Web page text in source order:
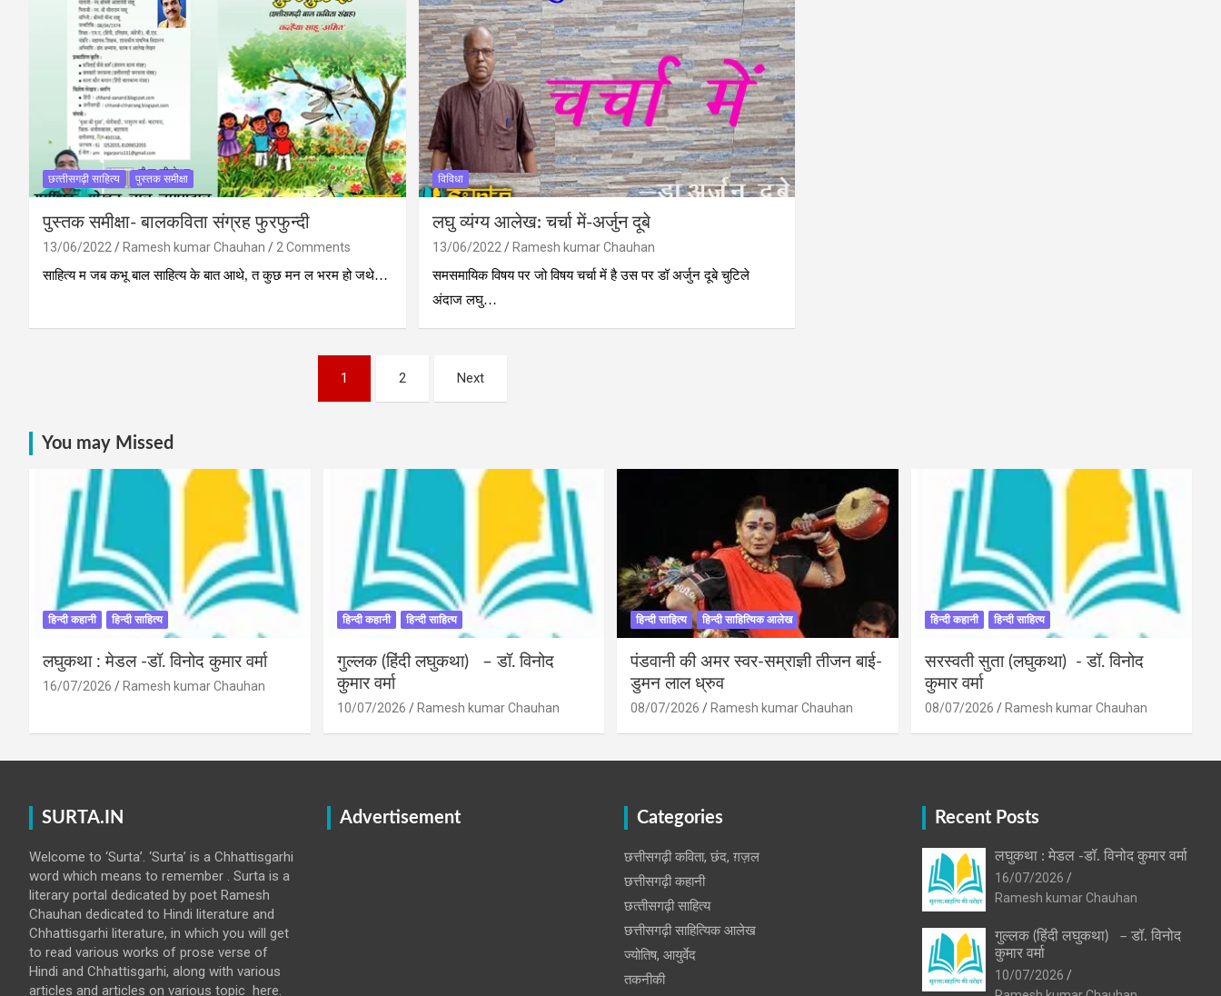
छत्‍तीसगढ़ी साहित्‍य पुस्‍तक समीक्षा
पुस्‍तक समीक्षा- बालकविता संग्रह फुरफुन्दी
13/06/2022 Ramesh kumar Chauhan
2 Comments
साहित्य म जब कभू बाल साहित्य के बात आथे, त कुछ मन ल भरम हो जथे…
विविधा
लघु व्‍यंग्‍य आलेख: चर्चा में-अर्जुन दूबे
13/06/2022
Ramesh kumar Chauhan
समसमायिक विषय पर जो विषय चर्चा में है उस पर डॉ अर्जुन दूबे चुटिले
अंदाज लघु…
1 2 Next
You may Missed
हिन्दी कहानी हिन्दी साहित्य
लघुकथा : मेडल -डॉ. विनोद कुमार वर्मा
16/07/2026 Ramesh kumar Chauhan
हिन्दी कहानी हिन्दी साहित्य
गुल्लक (हिंदी लघुकथा) – डॉ. विनोद
कुमार वर्मा
10/07/2026 Ramesh kumar Chauhan
हिन्दी साहित्य हिन्दी साहित्यिक आलेख
पंडवानी की अमर स्वर-सम्राज्ञी तीजन बाई-
डुमन लाल ध्रुव
08/07/2026 Ramesh kumar Chauhan
हिन्दी कहानी हिन्दी साहित्य
सरस्वती सुता (लघुकथा) ​- डॉ. विनोद
कुमार वर्मा
08/07/2026 Ramesh kumar Chauhan
SURTA.IN
Welcome to ‘Surta’. ‘Surta’ is a Chhattisgarhi
word which means to remember . Surta is a
literary portal dedicated by poet Ramesh
Chauhan dedicated to Hindi literature and
Chhattisgarhi literature, in which you will get
to read various works of prose verse of
Hindi and Chhattisgarhi, along with various
articles and articles on various topic here.
Advertisement Categories
छत्तीसगढ़ी कविता, छंद, ग़ज़ल
छत्तीसगढ़ी कहानी
छत्‍तीसगढ़ी साहित्‍य
छत्तीसगढ़ी साहित्यिक आलेख
ज्योतिष, आयुर्वेद
तकनीकी
Recent Posts
लघुकथा : मेडल -डॉ. विनोद कुमार वर्मा
16/07/2026
Ramesh kumar Chauhan
गुल्लक (हिंदी लघुकथा) – डॉ. विनोद
कुमार वर्मा
10/07/2026